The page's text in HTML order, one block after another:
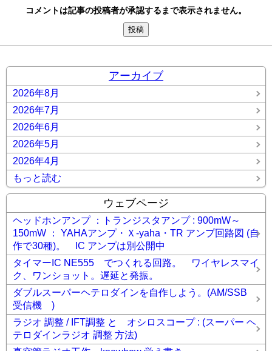
コメントは記事の投稿者が承認するまで表示されません。
アーカイブ
2026年8月
2026年7月
2026年6月
2026年5月
2026年4月
もっと読む
ウェブページ
ヘッドホンアンプ ：トランジスタアンプ : 900mW～
150mW ： YAHAアンプ・Ｘ-yaha・TR アンプ回路図 (自
作で30種)。 IC アンプは別公開中
タイマーIC NE555 でつくれる回路。 ワイヤレスマイ
ク、ワンショット。遅延と発振。
ダブルスーパーヘテロダインを自作しよう。(AM/SSB
受信機 )
ラジオ 調整 / IFT調整 と オシロスコープ : (スーパー ヘ
テロダインラジオ 調整 方法)